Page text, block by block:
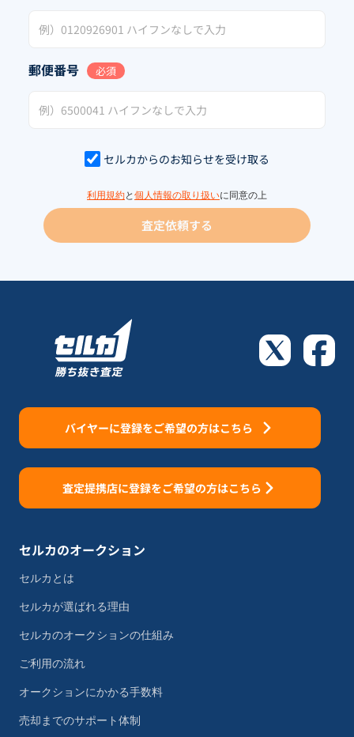
郵便番号 必須
セルカからのお知らせを受け取る
利用規約と 個人情報の取り扱いに同意の上
査定依頼する
バイヤーに登録をご希望の方はこちら
査定提携店に登録をご希望の方はこちら
セルカのオークション
セルカとは
セルカが選ばれる理由
セルカのオークションの仕組み
ご利用の流れ
オークションにかかる手数料
売却までのサポート体制